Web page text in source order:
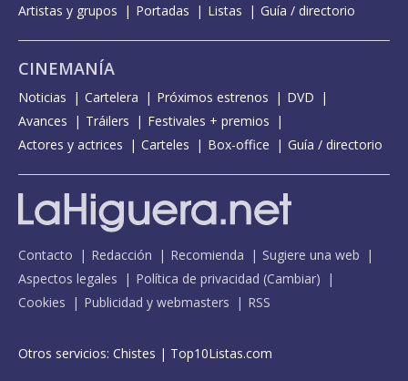
Artistas y grupos
Portadas Listas Guía / directorio
CINEMANÍA
Noticias Cartelera Próximos estrenos
DVD
Avances
Tráilers
Festivales + premios
Actores y actrices
Carteles Box-office Guía / directorio
Contacto Redacción Recomienda
Sugiere una web
Aspectos legales
Política de privacidad (Cambiar)
Cookies
Publicidad y webmasters RSS
Otros servicios: Chistes | Top10Listas.com